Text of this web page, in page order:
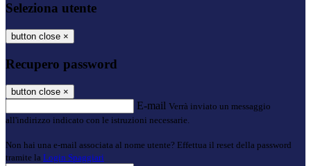
Seleziona utente
button close ×
Recupero password
button close ×
E-mail Verrà inviato un messaggio
all'indirizzo indicato con le istruzioni necessarie.
Non hai una e-mail associata al nome utente? Effettua il reset della password
tramite la Login Spaggiari